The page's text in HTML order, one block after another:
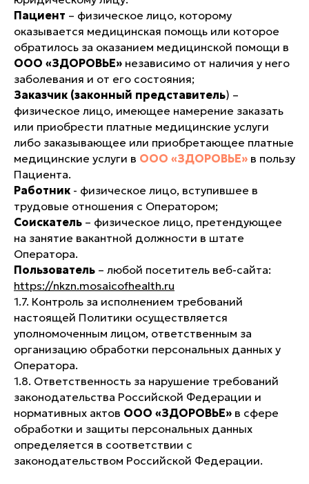
Пациент – физическое лицо, которому
оказывается медицинская помощь или которое
обратилось за оказанием медицинской помощи в
ООО «ЗДОРОВЬЕ» независимо от наличия у него
заболевания и от его состояния;
Заказчик (законный представитель) –
физическое лицо, имеющее намерение заказать
или приобрести платные медицинские услуги
либо заказывающее или приобретающее платные
медицинские услуги в ООО «ЗДОРОВЬЕ» в пользу
Пациента.
Работник - физическое лицо, вступившее в
трудовые отношения с Оператором;
Соискатель – физическое лицо, претендующее
на занятие вакантной должности в штате
Оператора.
Пользователь – любой посетитель веб-сайта:
https://nkzn.mosaicofhealth.ru
1.7. Контроль за исполнением требований
настоящей Политики осуществляется
уполномоченным лицом, ответственным за
организацию обработки персональных данных у
Оператора.
1.8. Ответственность за нарушение требований
законодательства Российской Федерации и
нормативных актов ООО «ЗДОРОВЬЕ» в сфере
обработки и защиты персональных данных
определяется в соответствии с
законодательством Российской Федерации.